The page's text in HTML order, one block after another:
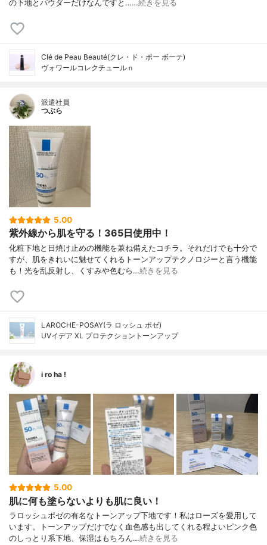
の下地とパウダーだけなんですと……続きを見る
Clé de Peau Beauté(クレ・ド・ポー ボーテ)
ヴォワールコレクチュールｎ
派遣社員
つぶら
5.00
紫外線から肌を守る！365日使用中！
化粧下地と日焼け止めの機能を兼ね備えたコチラ。それだけでも十分で
すが、肌をきれいに魅せてくれるトーンアップテクノロジーと言う機能
も！光を乱反射し、くすみや色むら…続きを見る
LAROCHE-POSAY(ラ ロッシュ ポゼ)
UVイデア XL プロテクショントーンアップ
i ro ha !
5.00
肌に何も塗らないよりも肌に良い！
ラロッシュポゼの有名なトーンアップ下地です！私はローズを愛用して
います。トーンアップだけでなく血色感も出してくれる程よいピンク色
のしっとり系下地、保湿はもちろん…続きを見る